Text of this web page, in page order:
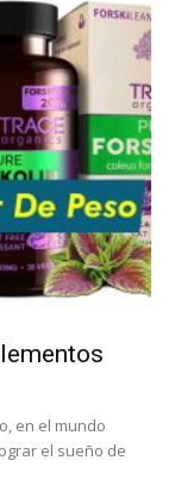
en el mundo
el sueño de